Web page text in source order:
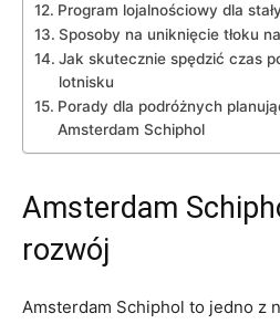
Program lojalnościowy dla
Sposoby na uniknięcie tłoku‍
Jak skutecznie spędzić czas
lotnisku
Porady dla podróżnych
Amsterdam Schiphol
Amsterdam
rozwój
Amsterdam Schiphol⁢ to jedno z